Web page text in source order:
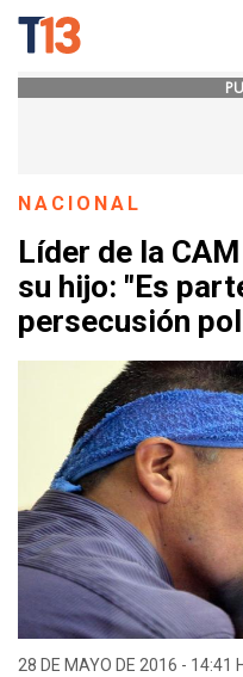
NACIONAL
Líder de la
su hijo: "Es
persecusión
28 DE MAYO DE 2016 - 14:41